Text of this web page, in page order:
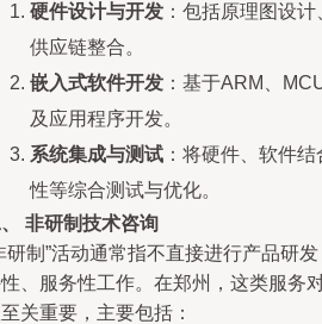
硬件设计与开发 ：包括原理图设
供应链整合。
嵌入式软件开发 ：基于ARM、
及应用程序开发。
系统集成与测试 ：将硬件、软件
性等综合测试与优化。
非研制技术咨询
研制”活动通常指不直接进行产品研
、服务性工作。在郑州，这类服务
关重要，主要包括：